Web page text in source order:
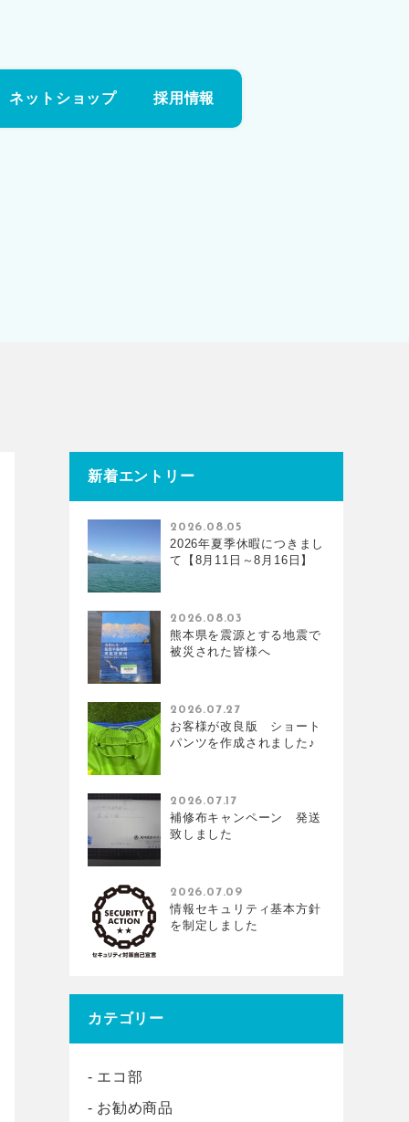
ネットショップ 採用情報
新着エントリー
2026年夏季休暇につきまし
て【8月11日～8月16日】
2026.08.05
熊本県を震源とする地震で
被災された皆様へ
2026.08.03
お客様が改良版 ショート
パンツを作成されました♪
2026.07.27
補修布キャンペーン 発送
致しました
2026.07.17
情報セキュリティ基本方針
を制定しました
2026.07.09
カテゴリー
エコ部
お勧め商品